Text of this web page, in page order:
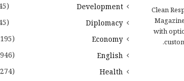
Clean
with
Development
(545)
Diplomacy
(945)
Economy
(1،195)
English
(3،946)
Health
(1،274)